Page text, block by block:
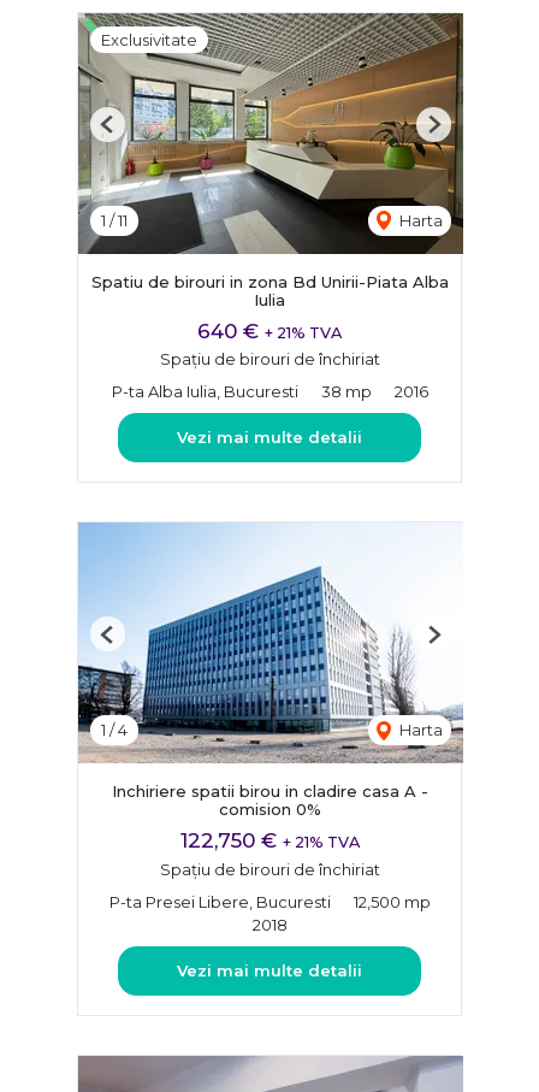
Exclusivitate
1 /11 Harta
Previous Next
Spatiu de birouri in zona Bd Unirii-Piata Alba
Iulia
640 € + 21% TVA
Spațiu de birouri de închiriat
P-ta Alba Iulia, Bucuresti
38 mp 2016
Vezi mai multe detalii
1 /4 Harta
Previous Next
Inchiriere spatii birou in cladire casa A -
comision 0%
122,750 € + 21% TVA
Spațiu de birouri de închiriat
P-ta Presei Libere, Bucuresti
12,500 mp
2018
Vezi mai multe detalii